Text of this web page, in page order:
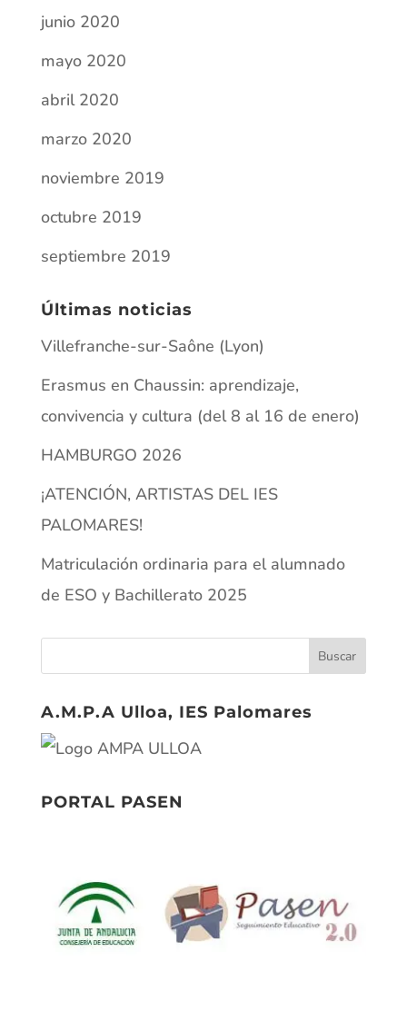
junio 2020
mayo 2020
abril 2020
marzo 2020
noviembre 2019
octubre 2019
septiembre 2019
Últimas noticias
Villefranche-sur-Saône (Lyon)
Erasmus en Chaussin: aprendizaje,
convivencia y cultura (del 8 al 16 de enero)
HAMBURGO 2026
¡ATENCIÓN, ARTISTAS DEL IES
PALOMARES!
Matriculación ordinaria para el alumnado
de ESO y Bachillerato 2025
A.M.P.A Ulloa, IES Palomares
PORTAL PASEN